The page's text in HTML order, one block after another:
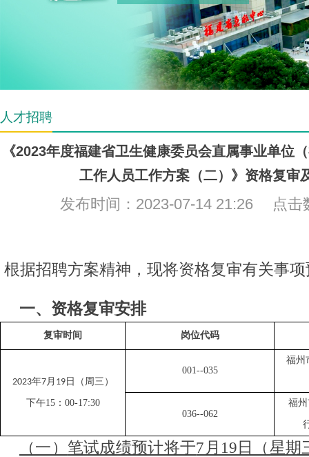
人才招聘
《2023年度福建省卫生健康委员会直属事业单位
工作人员工作方案（二）》资格复审
发布时间：2023-07-14 21:26 点击
根据招聘方案精神 ，现将资格复审有关事
一、资格复审安排
复审时间 岗位代码
2023年7月 19日（周三）
下午15：00-17:30
001--035
福州
036--062
福
（一） 笔试成绩预计将于7月19日（星期